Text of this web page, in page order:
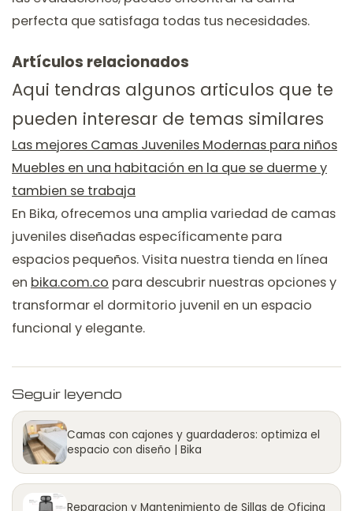
perfecta que satisfaga todas tus necesidades.
Artículos relacionados
Aqui tendras algunos articulos que te
pueden interesar de temas similares
Las mejores Camas Juveniles Modernas para niños
Muebles en una habitación en la que se duerme y
tambien se trabaja
En Bika, ofrecemos una amplia variedad de camas
juveniles diseñadas específicamente para
espacios pequeños. Visita nuestra tienda en línea
en bika.com.co para descubrir nuestras opciones y
transformar el dormitorio juvenil en un espacio
funcional y elegante.
Seguir leyendo
Camas con cajones y guardaderos: optimiza el
espacio con diseño | Bika
Reparacion y Mantenimiento de Sillas de Oficina